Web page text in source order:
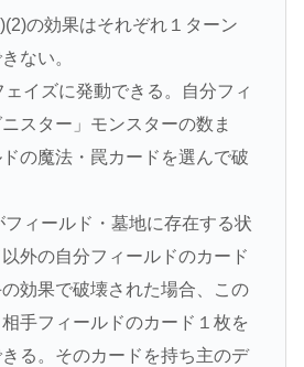
の効果はそれぞれ１ターン
ない。
イズに発動できる。自分フィ
スター」モンスターの数ま
の魔法・罠カードを選んで破
ィールド・墓地に存在する状
外の自分フィールドのカード
効果で破壊された場合、この
手フィールドのカード１枚を
る。そのカードを持ち主のデ